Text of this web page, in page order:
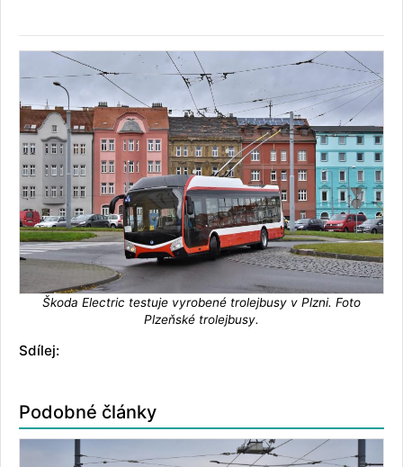
Škoda Electric testuje vyrobené trolejbusy v Plzni. Foto
Plzeňské trolejbusy.
Sdílej:
Podobné články